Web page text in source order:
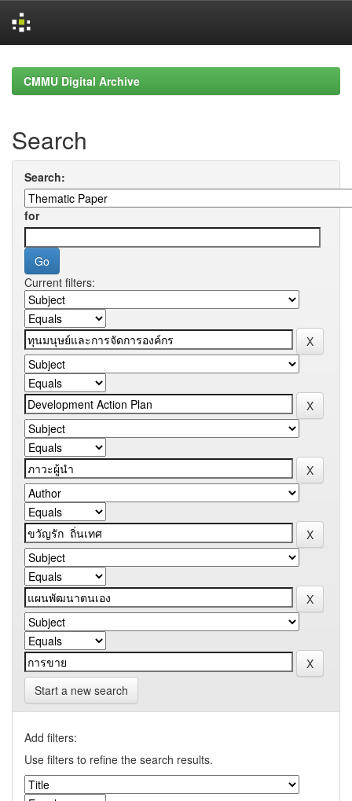
navigationCMMU Digital Archive
Search
Search:
for
Current filters:
Start a new search
Add filters:
Use filters to refine the search results.